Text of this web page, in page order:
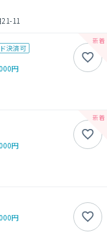
11
決済可
円
円
円